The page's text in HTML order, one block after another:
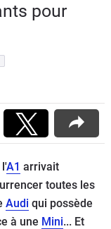
pour
A1 arrivait
toutes les
Audi qui possède
à une Mini... Et